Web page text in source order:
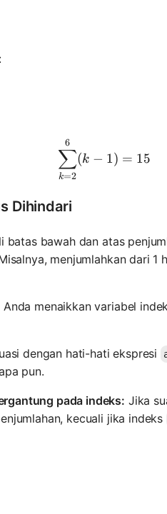
k=2
∑
6
(k − 1) = 15
Dihindari
batas bawah dan atas
menjumlahkan dari
Anda menaikkan variabel
dengan hati-hati ekspresi
pun.
pada indeks: Jika
kecuali jika indeks